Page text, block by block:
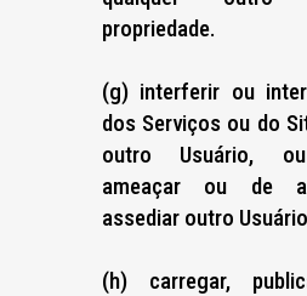
propriedade.
(g) interferir ou
dos Serviços ou do
outro Usuário, ou
ameaçar ou de
assediar outro
(h) carregar,